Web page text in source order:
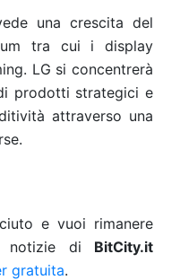
una crescita del
tra cui i display
LG si concentrerà
prodotti strategici e
attraverso una
e vuoi rimanere
notizie di BitCity.it
gratuita.